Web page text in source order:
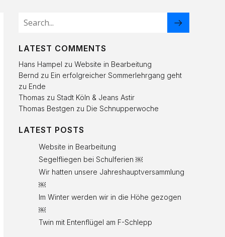
LATEST COMMENTS
Hans Hampel zuWebsite in Bearbeitung
Bernd zu Ein erfolgreicher Sommerlehrgang geht
zu Ende
Thomas zuStadt Köln & Jeans Astir
Thomas Bestgen zu Die Schnupperwoche
LATEST POSTS
Website in Bearbeitung
Segelfliegen bei Schulferien ￼
Wir hatten unsere Jahreshauptversammlung
￼
Im Winter werden wir in die Höhe gezogen
￼
Twin mit Entenflügel am F-Schlepp